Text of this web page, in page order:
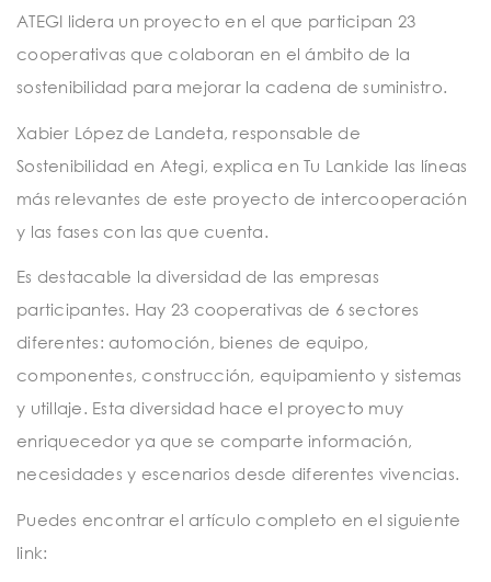
ATEGI lidera un proyecto en el que participan 23
cooperativas que colaboran en el ámbito de la
sostenibilidad para mejorar la cadena de suministro.
Xabier López de Landeta, responsable de
Sostenibilidad en Ategi, explica en Tu Lankide las líneas
más relevantes de este proyecto de intercooperación
y las fases con las que cuenta.
Es destacable la diversidad de las empresas
participantes. Hay 23 cooperativas de 6 sectores
diferentes: automoción, bienes de equipo,
componentes, construcción, equipamiento y sistemas
y utillaje. Esta diversidad hace el proyecto muy
enriquecedor ya que se comparte información,
necesidades y escenarios desde diferentes vivencias.
Puedes encontrar el artículo completo en el siguiente
link: